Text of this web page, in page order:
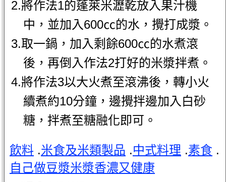
2.將作法1的蓬萊米瀝乾放入果汁機
中，並加入600㏄的水，攪打成漿。
3.取一鍋，加入剩餘600㏄的水煮滾
後，再倒入作法2打好的米漿拌煮。
4.將作法3以大火煮至滾沸後，轉小火
續煮約10分鐘，邊攪拌邊加入白砂
糖，拌煮至糖融化即可。
飲料 .米食及米類製品 .中式料理 .素食 .
自己做豆漿米漿香濃又健康